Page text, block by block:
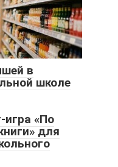
в
школе
игра «По
для